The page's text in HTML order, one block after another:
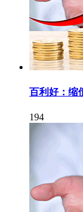
百利好：缩
194